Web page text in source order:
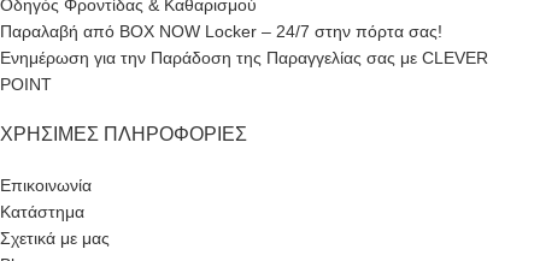
Οδηγός Φροντίδας & Καθαρισμού
Παραλαβή από BOX NOW Locker – 24/7 στην πόρτα σας!
Ενημέρωση για την Παράδοση της Παραγγελίας σας με CLEVER
POINT
ΧΡΉΣΙΜΕΣ ΠΛΗΡΟΦΟΡΊΕΣ
Επικοινωνία
Κατάστημα
Σχετικά με μας